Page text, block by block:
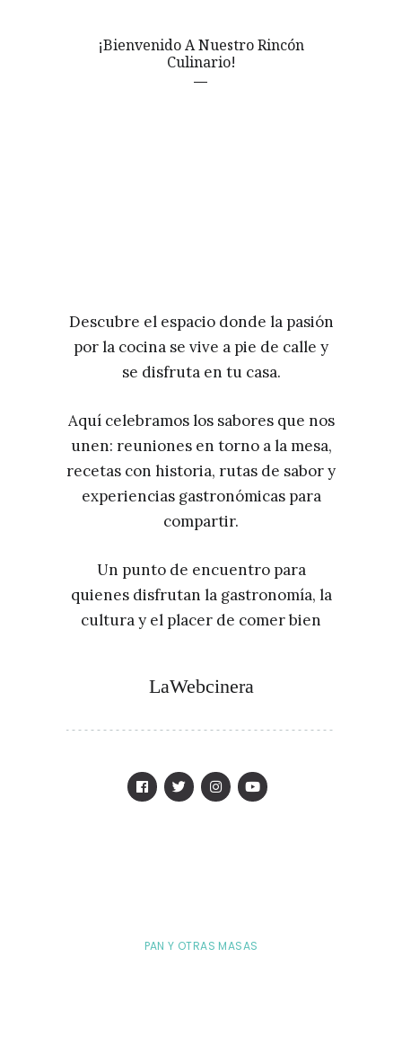
¡Bienvenido A Nuestro Rincón
Culinario!
Descubre el espacio donde la pasión
por la cocina se vive a pie de calle y
se disfruta en tu casa.
Aquí celebramos los sabores que nos
unen: reuniones en torno a la mesa,
recetas con historia, rutas de sabor y
experiencias gastronómicas para
compartir.
Un punto de encuentro para
quienes disfrutan la gastronomía, la
cultura y el placer de comer bien
LaWebcinera
PAN Y OTRAS MASAS